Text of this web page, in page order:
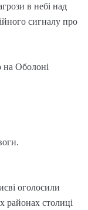
в небі над
сигналу про
на Оболоні
оголосили
районах столиці